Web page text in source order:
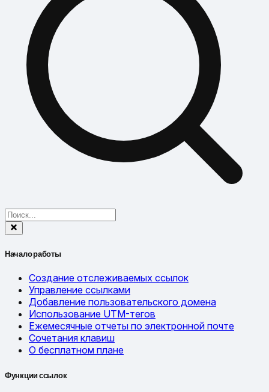
Начало работы
Создание отслеживаемых ссылок
Управление ссылками
Добавление пользовательского домена
Использование UTM-тегов
Ежемесячные отчеты по электронной почте
Сочетания клавиш
О бесплатном плане
Функции ссылок